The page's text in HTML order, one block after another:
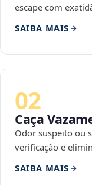
escape com
SAIBA MAIS
02
Caça
Odor suspeito ou
verificação e
SAIBA MAIS